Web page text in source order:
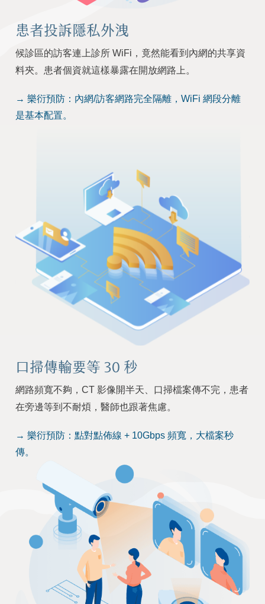
患者投訴隱私外洩
候診區的訪客連上診所 WiFi，竟然能看到內網的共享資
料夾。患者個資就這樣暴露在開放網路上。
→ 樂衍預防：內網/訪客網路完全隔離，WiFi 網段分離
是基本配置。
口掃傳輸要等 30 秒
網路頻寬不夠，CT 影像開半天、口掃檔案傳不完，患者
在旁邊等到不耐煩，醫師也跟著焦慮。
→ 樂衍預防：點對點佈線 + 10Gbps 頻寬，大檔案秒
傳。